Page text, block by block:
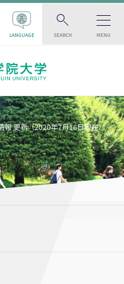
LANGUAGE SEARCH MENU
報 更新（2020年7月16日現在）